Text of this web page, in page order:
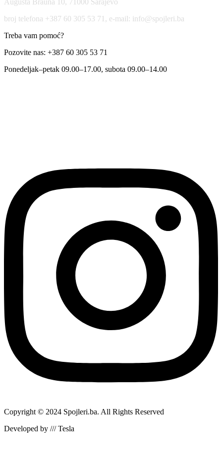
broj telefona +387 60 305 53 71, e-mail: info@spojleri.ba
Treba vam pomoć?
Pozovite nas: +387 60 305 53 71
Ponedeljak–petak 09.00–17.00, subota 09.00–14.00
Copyright © 2024 Spojleri.ba. All Rights Reserved
Developed by /// Tesla